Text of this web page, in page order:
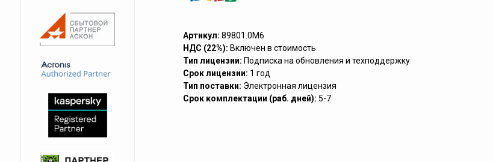
Артикул: 89801.0M6
НДС (22%): Включен в стоимость
Тип лицензии: Подписка на обновления и техподдержку
Срок лицензии: 1 год
Тип поставки: Электронная лицензия
Срок комплектации (раб. дней): 5-7